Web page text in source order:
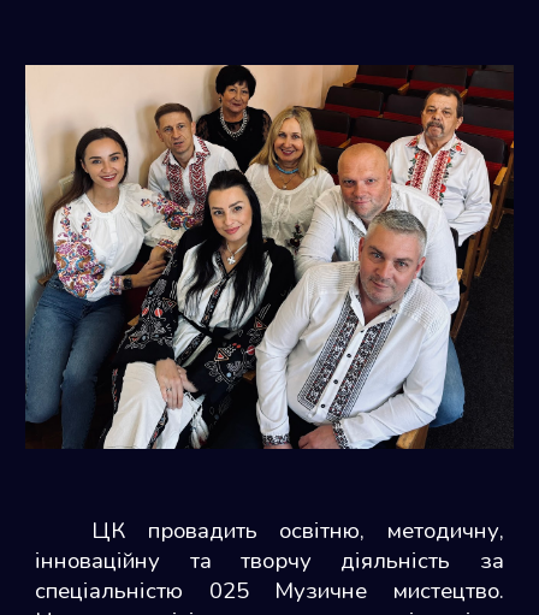
ЦК провадить освітню, методичну,
інноваційну та творчу діяльність за
спеціальністю 025 Музичне мистецтво.